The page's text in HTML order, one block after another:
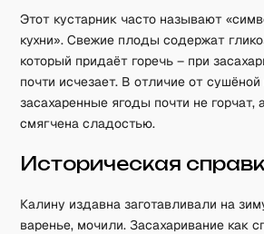
Этот кустарник часто называют
кухни». Свежие плоды содержат
который придаёт горечь – при
почти исчезает. В отличие от
засахаренные ягоды почти не горчат,
смягчена сладостью.
Историческая
Калину издавна заготавливали на
варенье, мочили. Засахаривание как